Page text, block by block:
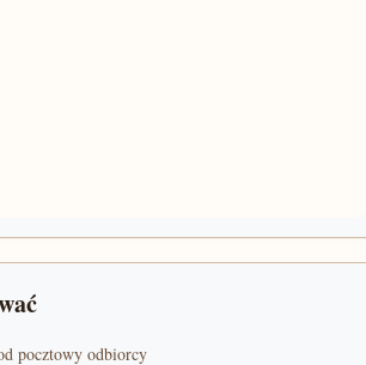
pocztowy odbiorcy